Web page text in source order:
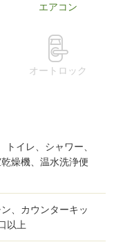
エアコン
オートロック
トイレ、シャワー、
燥機、温水洗浄便
、カウンターキッ
以上